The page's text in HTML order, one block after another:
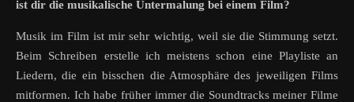
ist dir die musikalische Untermalung bei einem Film?
Musik im Film ist mir sehr wichtig, weil sie die Stimmung setzt.
Beim Schreiben erstelle ich meistens schon eine Playliste an
Liedern, die ein bisschen die Atmosphäre des jeweiligen Films
mitformen. Ich habe früher immer die Soundtracks meiner Filme